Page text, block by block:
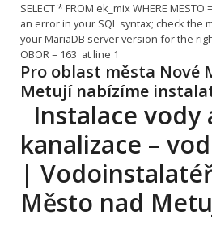
SELECT * FROM ek_mix WHERE
an error in your SQL syntax; check the
your MariaDB server version for the
OBOR = 163' at line 1
Pro oblast města Nové
Metují nabízíme
Instalace vody
kanalizace –
|
Město nad